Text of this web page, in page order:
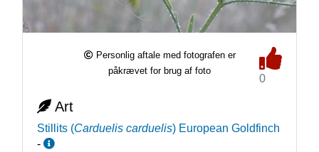
Personlig aftale med fotografen er
påkrævet for brug af foto
0
Art
Stillits (Carduelis carduelis) European Goldfinch
-